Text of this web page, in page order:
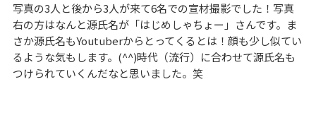
写真の3人と後から3人が来て6名での宣材撮影でした！写真
右の方はなんと源氏名が「はじめしゃちょー」さんです。ま
さか源氏名もYoutuberからとってくるとは！顔も少し似てい
るような気もします。(^^)時代（流行）に合わせて源氏名も
つけられていくんだなと思いました。笑